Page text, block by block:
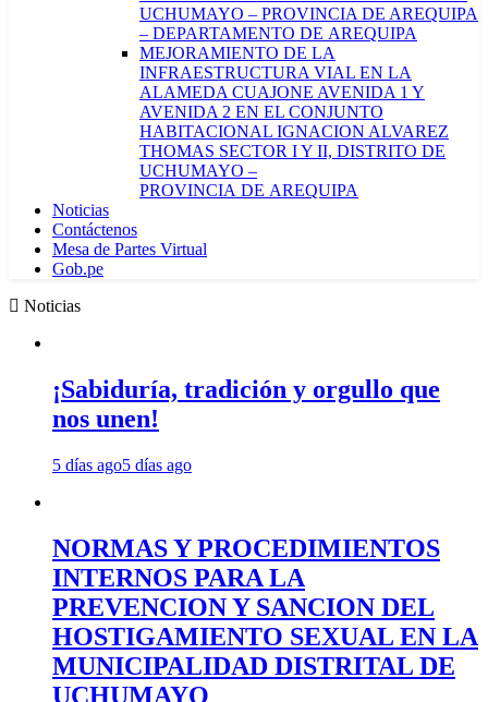
UCHUMAYO – PROVINCIA DE AREQUIPA
– DEPARTAMENTO DE AREQUIPA
MEJORAMIENTO DE LA
INFRAESTRUCTURA VIAL EN LA
ALAMEDA CUAJONE AVENIDA 1 Y
AVENIDA 2 EN EL CONJUNTO
HABITACIONAL IGNACION ALVAREZ
THOMAS SECTOR I Y II, DISTRITO DE
UCHUMAYO –
PROVINCIA DE AREQUIPA
Noticias
Contáctenos
Mesa de Partes Virtual
Gob.pe
Noticias
¡Sabiduría, tradición y orgullo que
nos unen!
5 días ago5 días ago
NORMAS Y PROCEDIMIENTOS
INTERNOS PARA LA
PREVENCION Y SANCION DEL
HOSTIGAMIENTO SEXUAL EN LA
MUNICIPALIDAD DISTRITAL DE
UCHUMAYO